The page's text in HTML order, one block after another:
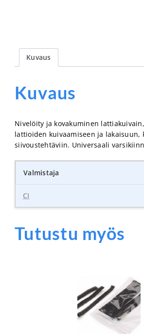
Kuvaus
Kuvaus
Nivelöity ja kovakuminen
lattioiden kuivaamiseen ja lakaisuun,
siivoustehtäviin. Universaali
Valmistaja
CI
Tutustu myös